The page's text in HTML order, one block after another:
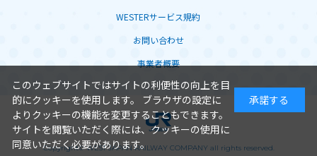
WESTERサービス規約
お問い合わせ
事業者概要
Copyright© WEST JAPAN RAILWAY COMPANY all rights reserved.
このウェブサイトではサイトの利便性の向上を目
的にクッキーを使用します。 ブラウザの設定に
よりクッキーの機能を変更することもできます。
サイトを閲覧いただく際には、クッキーの使用に
同意いただく必要があります。
承諾する